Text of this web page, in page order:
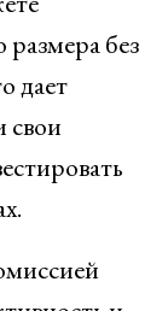
без
дает
свои